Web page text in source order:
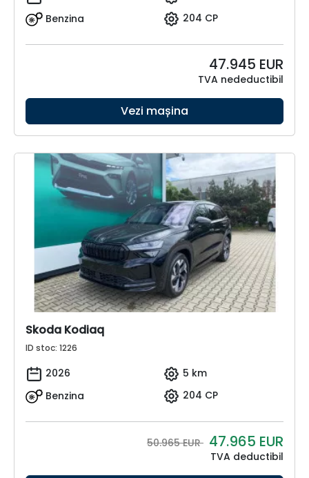
Benzina
204 CP
47.945 EUR
TVA nedeductibil
Vezi mașina
Skoda Kodiaq
ID stoc: 1226
2026
5 km
Benzina
204 CP
50.965 EUR 47.965 EUR
TVA deductibil